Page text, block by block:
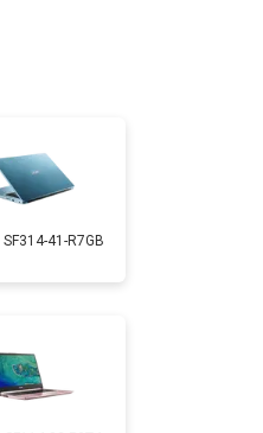
41-R7GB